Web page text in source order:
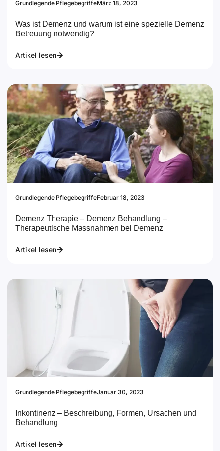
Grundlegende PflegebegriffeMärz 18, 2023
Was ist Demenz und warum ist eine spezielle Demenz
Betreuung notwendig?
Artikel lesen
Grundlegende PflegebegriffeFebruar 18, 2023
Demenz Therapie – Demenz Behandlung –
Therapeutische Massnahmen bei Demenz
Artikel lesen
Grundlegende PflegebegriffeJanuar 30, 2023
Inkontinenz – Beschreibung, Formen, Ursachen und
Behandlung
Artikel lesen